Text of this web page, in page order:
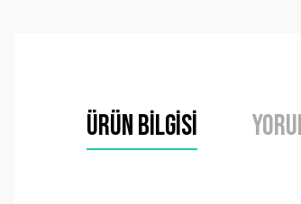
Ürün Bilgisi